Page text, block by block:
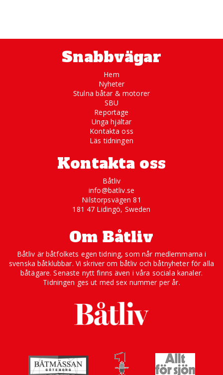
Snabbvägar
Hem
Nyheter
Stulna båtar & motorer
SBU
Reportage
Unga hjältar
Kontakta oss
Läs tidningen
Kontakta oss
Båtliv
info@batliv.se
Nilstorpsvägen 81
181 47 Lidingö, Sweden
Om Båtliv
Båtliv är båtfolkets egen tidning, som når medlemmarna i
svenska båtklubbar. Vi skriver om båtliv och båtnyheter för alla
båtägare. Senaste nytt finns även i våra sociala kanaler.
Tidningen ges ut med sex nummer per år.